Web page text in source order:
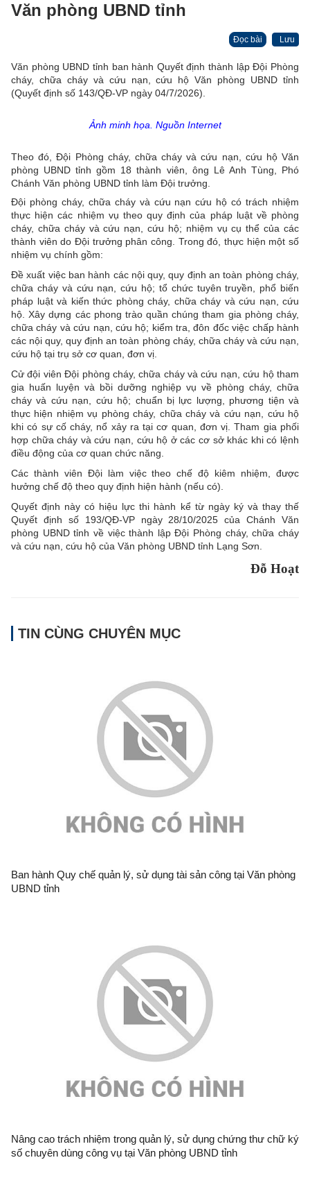
Văn phòng UBND tỉnh
Đọc bài Lưu
Văn phòng UBND tỉnh ban hành Quyết định thành lập Đội Phòng
cháy, chữa cháy và cứu nạn, cứu hộ Văn phòng UBND tỉnh
(Quyết định số 143/QĐ-VP ngày 04/7/2026).
Ảnh minh họa. Nguồn Internet
Theo đó, Đội Phòng cháy, chữa cháy và cứu nạn, cứu hộ Văn
phòng UBND tỉnh gồm 18 thành viên, ông Lê Anh Tùng, Phó
Chánh Văn phòng UBND tỉnh làm Đội trưởng.
Đội phòng cháy, chữa cháy và cứu nạn cứu hộ có trách nhiệm
thực hiện các nhiệm vụ theo quy định của pháp luật về phòng
cháy, chữa cháy và cứu nạn, cứu hộ; nhiệm vụ cụ thể của các
thành viên do Đội trưởng phân công. Trong đó, thực hiện một số
nhiệm vụ chính gồm:
Đề xuất việc ban hành các nội quy, quy định an toàn phòng cháy,
chữa cháy và cứu nạn, cứu hộ; tổ chức tuyên truyền, phổ biến
pháp luật và kiến thức phòng cháy, chữa cháy và cứu nạn, cứu
hộ. Xây dựng các phong trào quần chúng tham gia phòng cháy,
chữa cháy và cứu nạn, cứu hộ; kiểm tra, đôn đốc việc chấp hành
các nội quy, quy định an toàn phòng cháy, chữa cháy và cứu nạn,
cứu hộ tại trụ sở cơ quan, đơn vị.
Cử đội viên Đội phòng cháy, chữa cháy và cứu nạn, cứu hộ tham
gia huấn luyện và bồi dưỡng nghiệp vụ về phòng cháy, chữa
cháy và cứu nạn, cứu hộ; chuẩn bị lực lượng, phương tiện và
thực hiện nhiệm vụ phòng cháy, chữa cháy và cứu nạn, cứu hộ
khi có sự cố cháy, nổ xảy ra tại cơ quan, đơn vị. Tham gia phối
hợp chữa cháy và cứu nạn, cứu hộ ở các cơ sở khác khi có lệnh
điều động của cơ quan chức năng.
Các thành viên Đội làm việc theo chế độ kiêm nhiệm, được
hưởng chế độ theo quy định hiện hành (nếu có).
Quyết định này có hiệu lực thi hành kể từ ngày ký và thay thế
Quyết định số 193/QĐ-VP ngày 28/10/2025 của Chánh Văn
phòng UBND tỉnh về việc thành lập Đội Phòng cháy, chữa cháy
và cứu nạn, cứu hộ của Văn phòng UBND tỉnh Lạng Sơn.
Đỗ Hoạt
TIN CÙNG CHUYÊN MỤC
Ban hành Quy chế quản lý, sử dụng tài sản công tại Văn phòng
UBND tỉnh
Nâng cao trách nhiệm trong quản lý, sử dụng chứng thư chữ ký
số chuyên dùng công vụ tại Văn phòng UBND tỉnh